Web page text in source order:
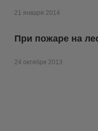
21 января 2014
При пожаре на
24 октября 2013